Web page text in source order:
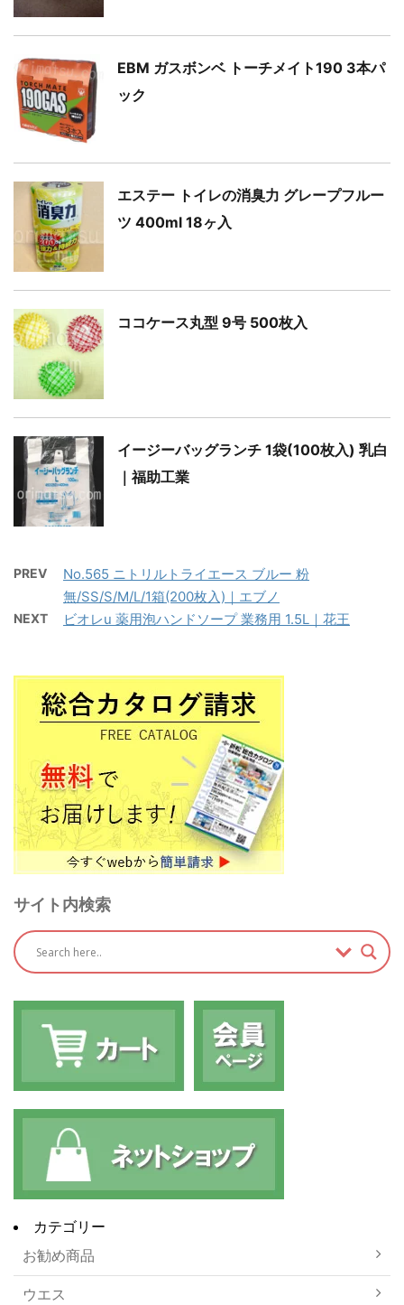
EBM ガスボンベ トーチメイト190 3本パ
ック
エステー トイレの消臭力 グレープフルー
ツ 400ml 18ヶ入
ココケース丸型 9号 500枚入
イージーバッグランチ 1袋(100枚入) 乳白
｜福助工業
PREV
No.565 ニトリルトライエース ブルー 粉
無/SS/S/M/L/1箱(200枚入)｜エブノ
NEXT ビオレu 薬用泡ハンドソープ 業務用 1.5L｜花王
サイト内検索
カテゴリー
お勧め商品
ウエス